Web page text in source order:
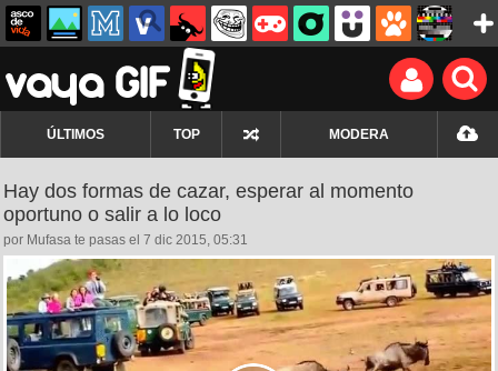
ÚLTIMOS TOP MODERA
Hay dos formas de cazar, esperar al momento
oportuno o salir a lo loco
por Mufasa te pasas el 7 dic 2015, 05:31